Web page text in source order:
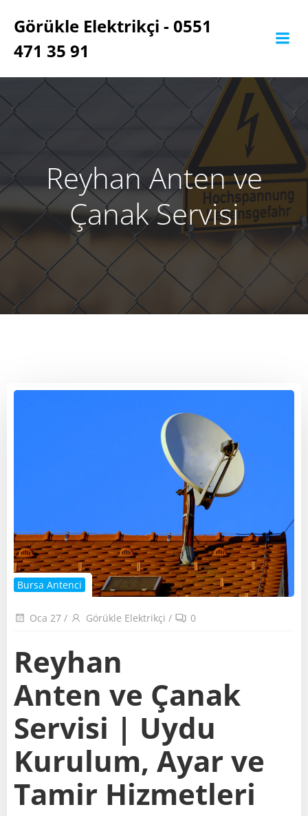
geç
Görükle Elektrikçi - 0551
471 35 91
Reyhan Anten ve
Çanak Servisi
Bursa Antenci
Oca 27 / Görükle Elektrikçi / 0
Reyhan
Anten ve Çanak
Servisi | Uydu
Kurulum, Ayar ve
Tamir Hizmetleri